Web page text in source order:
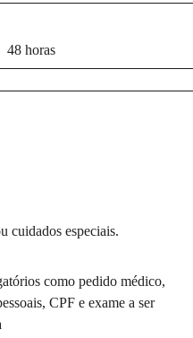
48 horas
cuidados especiais.
como pedido médico,
CPF e exame a ser